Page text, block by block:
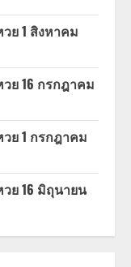
ย 1 สิงหาคม
ย 16 กรกฎาคม
ย 1 กรกฎาคม
ย 16 มิถุนายน